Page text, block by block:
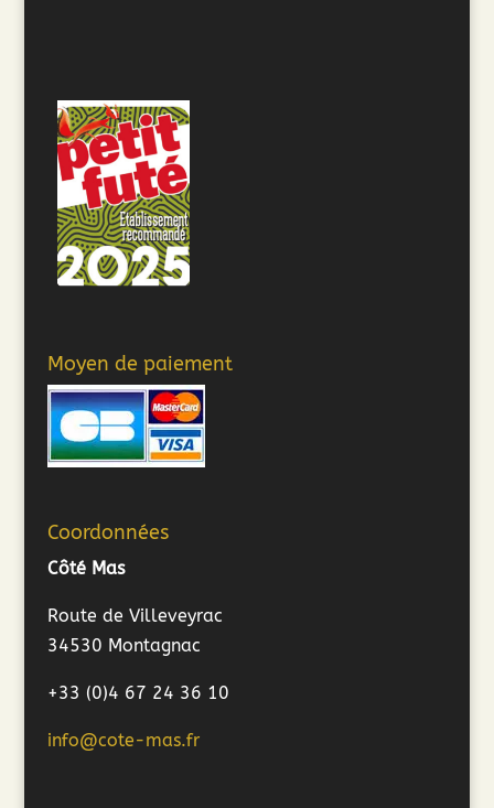
Moyen de paiement
Coordonnées
Côté Mas
Route de Villeveyrac
34530 Montagnac
+33 (0)4 67 24 36 10
info@cote-mas.fr